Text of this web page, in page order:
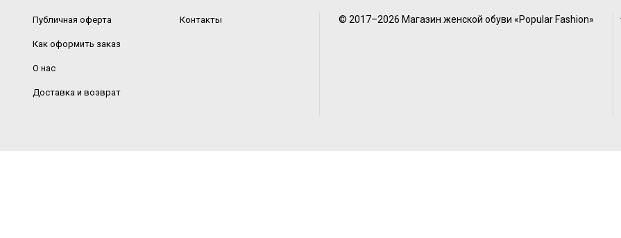
Публичная оферта
Как оформить заказ
О нас
Доставка и возврат
Контакты © 2017–2026 Магазин женской обуви «Popular Fashion»